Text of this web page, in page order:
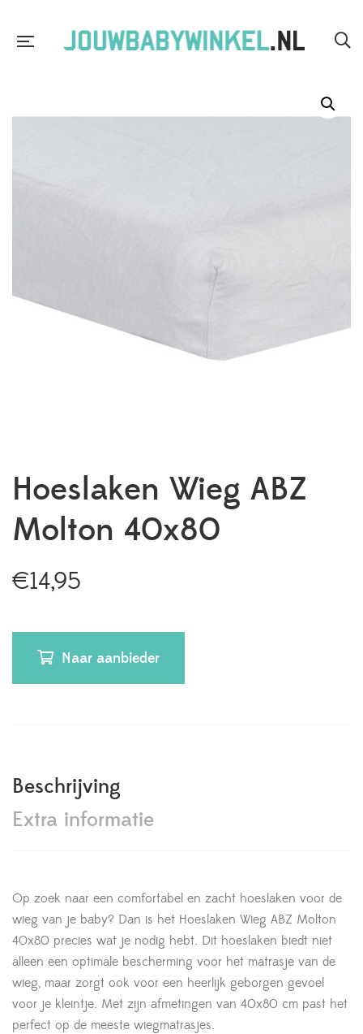
Hoeslaken Wieg ABZ
Molton 40x80
€14,95
Naar aanbieder
Beschrijving
Extra informatie
Op zoek naar een comfortabel en zacht hoeslaken voor de
wieg van je baby? Dan is het Hoeslaken Wieg ABZ Molton
40x80 precies wat je nodig hebt. Dit hoeslaken biedt niet
alleen een optimale bescherming voor het matrasje van de
wieg, maar zorgt ook voor een heerlijk geborgen gevoel
voor je kleintje. Met zijn afmetingen van 40x80 cm past het
perfect op de meeste wiegmatrasjes.